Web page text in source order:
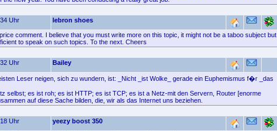
Uhr lebron shoes
comment. I believe that you must write more on this topic, it might not be a taboo subject but
to speak on such topics. To the next. Cheers
Uhr Bailey
Leser neigen, sich zu wundern, ist: _Nicht _ist Wolke_ gerade ein Euphemismus f�r _das
selbst; es ist roh; es ist HTTP; es ist TCP; es ist a Netz-mit den Servern, Router [enorme
auf diese Sache bilden, die, wir als das Internet uns beziehen.
Uhr yeezy boost 350